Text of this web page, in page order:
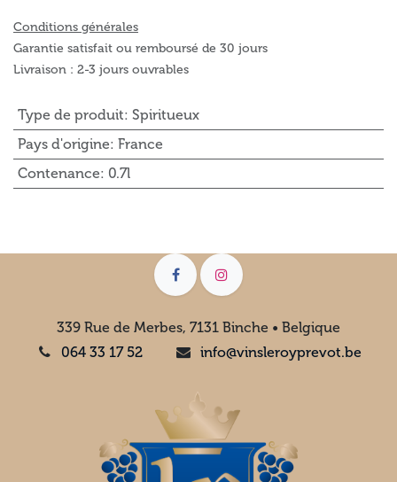
Conditions générales
Garantie satisfait ou remboursé de 30 jours
Livraison : 2-3 jours ouvrables
Type de produit: Spiritueux
Pays d'origine: France
Contenance: 0.7l
339 Rue de Merbes, 7131 Binche • Belgique
064 33 17 52
info@vinsleroyprevot.be